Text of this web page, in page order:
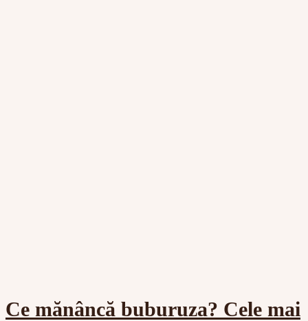
Ce mănâncă buburuza? Cele mai